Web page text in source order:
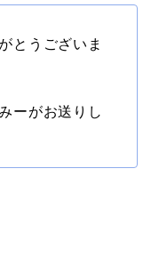
とうございま
ーがお送りし